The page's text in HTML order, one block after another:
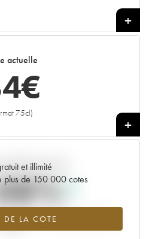
actuelle
€
75cl)
+
et illimité
plus de 150 000 cotes
DE LA COTE
de la cote
2017 en 2026 par rapport à